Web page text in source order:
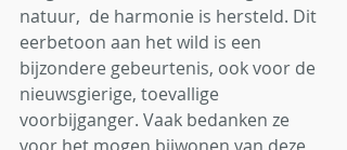
natuur,  de harmonie is hersteld. Dit
eerbetoon aan het wild is een
bijzondere gebeurtenis, ook voor de
nieuwsgierige, toevallige
voorbijganger. Vaak bedanken ze